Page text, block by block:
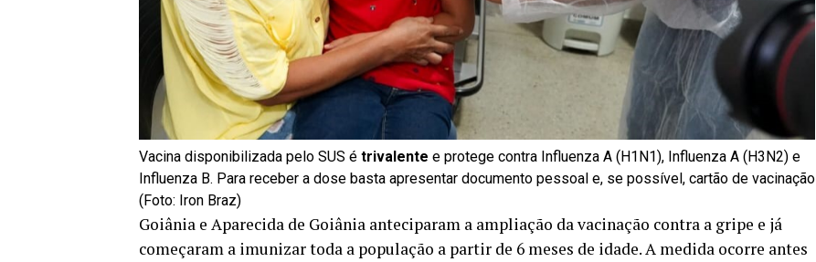
Vacina disponibilizada pelo SUS é trivalente e protege contra Influenza A (H1N1), Influenza A (H3N2) e
Influenza B. Para receber a dose basta apresentar documento pessoal e, se possível, cartão de vacinação
(Foto: Iron Braz)
Goiânia e Aparecida de Goiânia anteciparam a ampliação da vacinação contra a gripe e já
começaram a imunizar toda a população a partir de 6 meses de idade. A medida ocorre antes